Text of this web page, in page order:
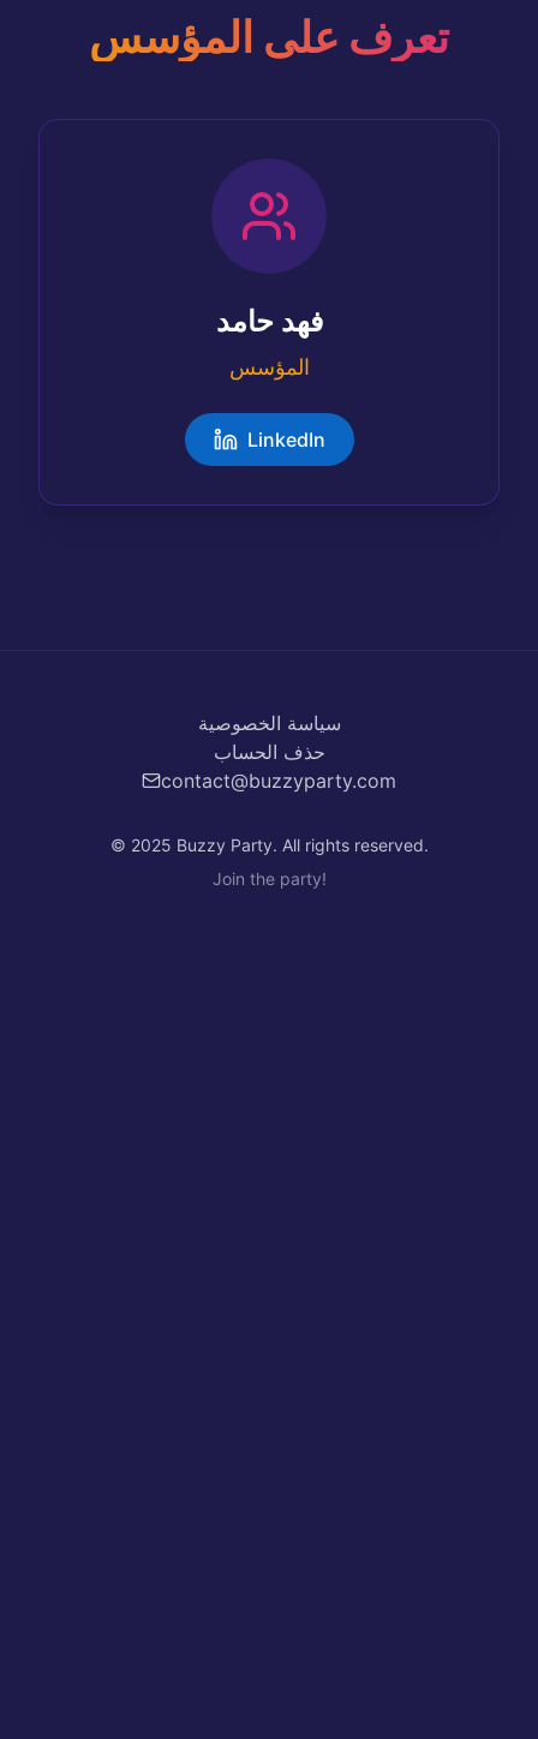
تعرف على المؤسس
فهد حامد
المؤسس
LinkedIn
سياسة الخصوصية
حذف الحساب
contact@buzzyparty.com
© 2025 Buzzy Party. All rights reserved.
Join the party!